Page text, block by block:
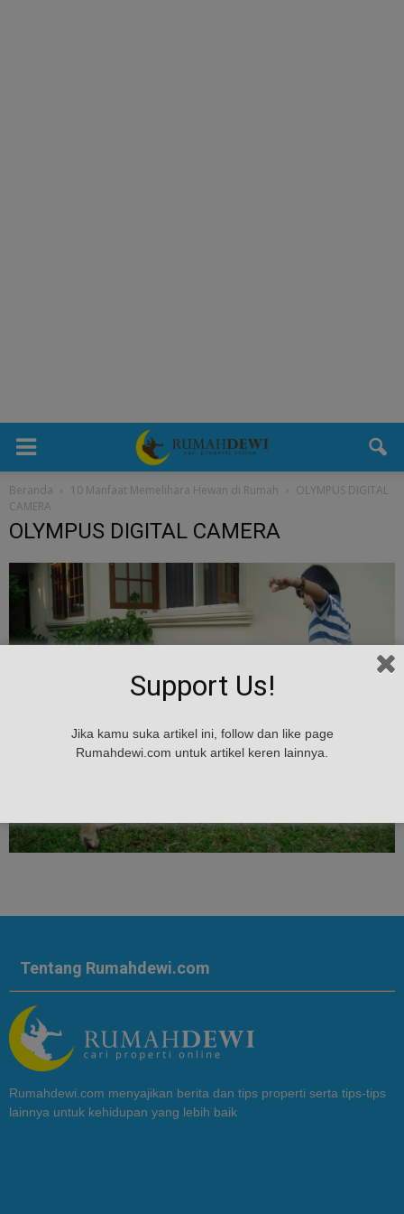
Beranda 10 Manfaat Memelihara Hewan di Rumah
OLYMPUS DIGITAL
CAMERA
OLYMPUS DIGITAL CAMERA
Tentang Rumahdewi.com
Rumahdewi.com menyajikan berita dan tips properti serta tips-tips
lainnya untuk kehidupan yang lebih baik
Support Us!
Jika kamu suka artikel ini, follow dan like page
Rumahdewi.com untuk artikel keren lainnya.